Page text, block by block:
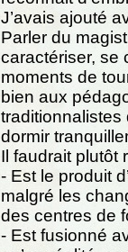
J’avais ajouté
Parler du
caractériser, se
moments de
bien aux
traditionnalistes
dormir
Il faudrait plutôt
- Est le produit
malgré les
des centres de
- Est fusionné